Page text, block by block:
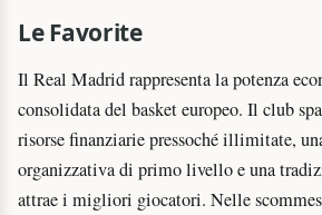
Le Favorite
Il Real Madrid rappresenta la potenza
consolidata del basket europeo. Il club
risorse finanziarie pressoché illimitate,
organizzativa di primo livello e una
attrae i migliori giocatori. Nelle